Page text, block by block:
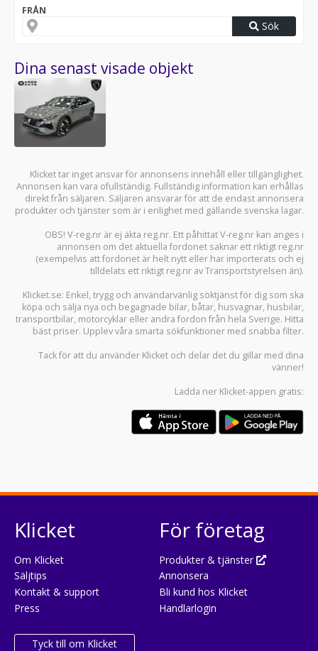
FRÅN
Sök
Dina senast visade objekt
Klicket tar inget ansvar för annonsens innehåll eller tillgänglighet.
Annonsen kan vara ofullständig. Fullständig information kan erhållas
direkt från säljaren. Säljaren ansvarar för att de endast annonsera
produkter och tjänster som är i enlighet med gällande svenska lagar.
OBS! V-reg.nr är ej äkta reg.nr. Ett påhittat V-reg.nr kan anges i
annonsen om det aktuella fordonet saknar ett riktigt reg.nr
(exempelvis att fordonet är helt nytt eller har importerats och ej
tilldelats ett riktigt reg.nr av Transportstyrelsen än).
Klicket.se: Enkel, trygg och användarvänlig söktjänst för dig som ska
köpa och sälja nya och begagnade bilar, båtar, husvagnar, husbilar,
transportbilar, motorcyklar eller andra fordon från hela Sverige. Hitta
bäst priser. Upplev våra smarta sökfunktioner med snabba filter.
Tack för att du använder Klicket och delar det du gillar med dina
vänner!
Ladda ner Klicket-appen gratis:
Klicket
Om Klicket
Säljtips
Kontakt & support
Press
Tyck till om Klicket
För företag
Produkter & tjänster
Annonsera
Bli kund hos Klicket
Handlarlogin